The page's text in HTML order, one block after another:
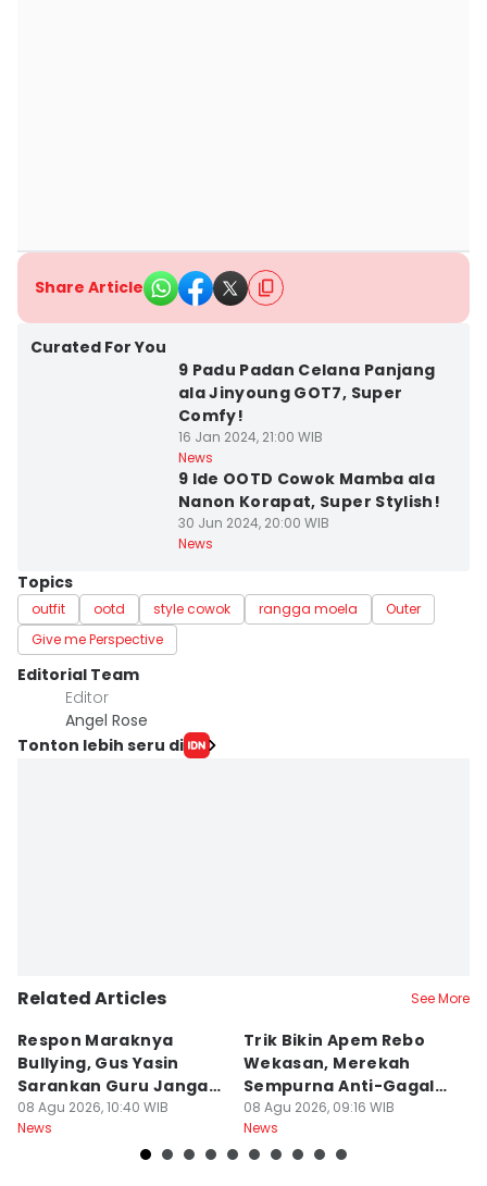
Share Article
Curated For You
9 Padu Padan Celana Panjang
ala Jinyoung GOT7, Super
Comfy!
16 Jan 2024, 21:00 WIB
News
9 Ide OOTD Cowok Mamba ala
Nanon Korapat, Super Stylish!
30 Jun 2024, 20:00 WIB
News
Topics
outfit ootd style cowok rangga moela
Outer
Give me Perspective
Editorial Team
Editor
Angel Rose
Tonton lebih seru di
Related Articles See More
Respon Maraknya
Bullying, Gus Yasin
Sarankan Guru Jangan
Bebani Siswa
08 Agu 2026, 10:40 WIB
News
Trik Bikin Apem Rebo
Wekasan, Merekah
Sempurna Anti-Gagal
Pakai Cetakan
Rumahan
08 Agu 2026, 09:16 WIB
News